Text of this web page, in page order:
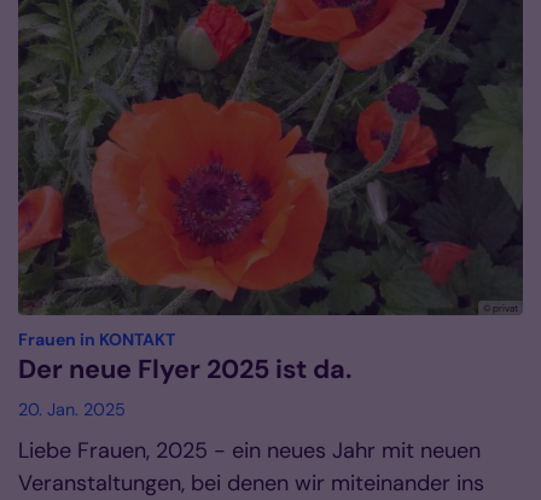
© privat
Frauen in KONTAKT:
Der neue Flyer 2025 ist da.
20. Jan. 2025
Liebe Frauen, 2025 - ein neues Jahr mit neuen
Veranstaltungen, bei denen wir miteinander ins